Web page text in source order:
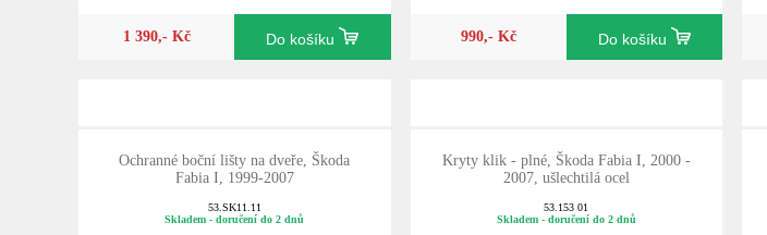
1 390,- Kč Do košíku 990,- Kč Do košíku
Ochranné boční lišty na dveře, Škoda
Fabia I, 1999-2007
53.SK11.11
Skladem - doručení do 2 dnů
Kryty klik - plné, Škoda Fabia I, 2000 -
2007, ušlechtilá ocel
53.153 01
Skladem - doručení do 2 dnů